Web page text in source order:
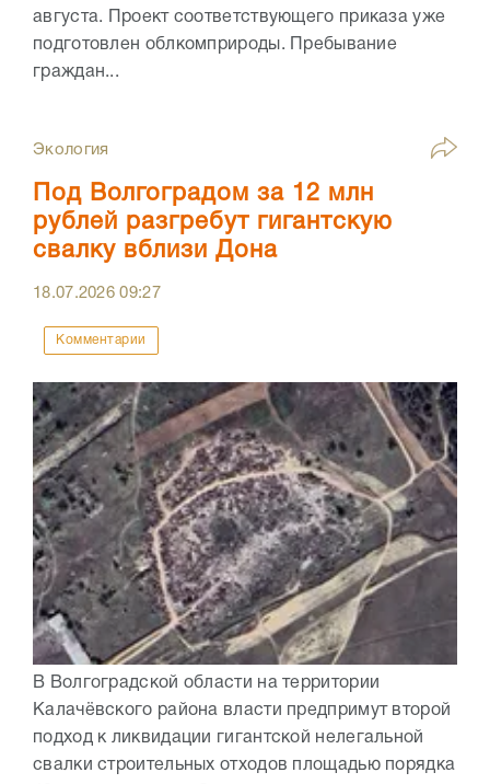
августа. Проект соответствующего приказа уже
подготовлен облкомприроды. Пребывание
граждан...
Экология
Под Волгоградом за 12 млн
рублей разгребут гигантскую
свалку вблизи Дона
18.07.202609:27
Комментарии
В Волгоградской области на территории
Калачёвского района власти предпримут второй
подход к ликвидации гигантской нелегальной
свалки строительных отходов площадью порядка